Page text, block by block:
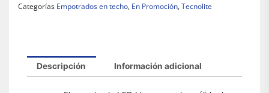
Categorías Empotrados en techo, En Promoción, Tecnolite
Descripción Información adicional